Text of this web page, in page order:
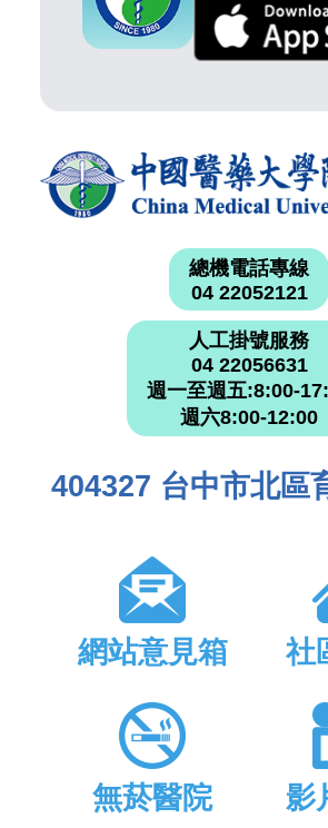
總機電話專線
04 22052121
人工掛號服務
04 22056631
週一至週五:8:00-
週六8:00-12:00
404327 台中市北區
網站意見箱 社
無菸醫院 影